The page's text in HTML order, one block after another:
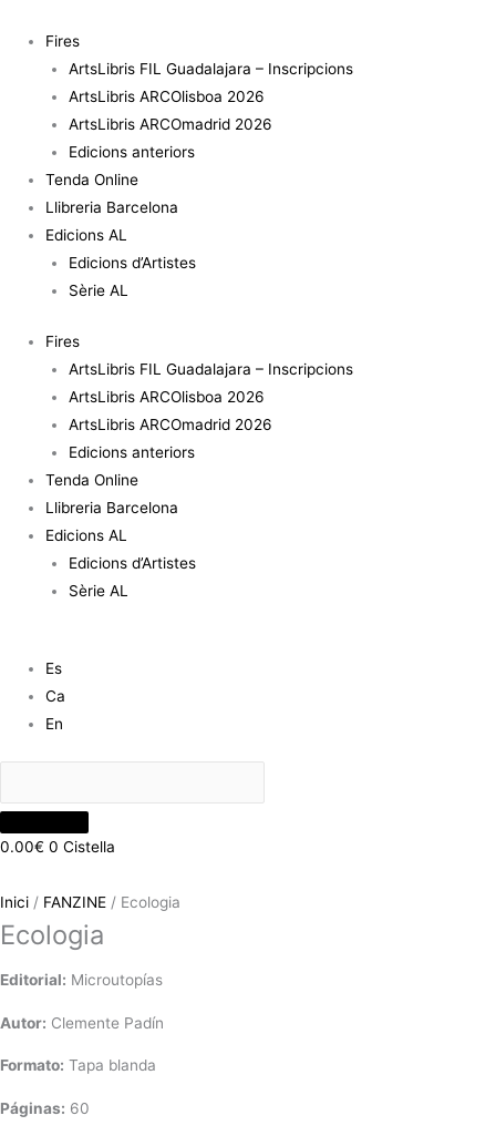
contingut
Fires
ArtsLibris FIL Guadalajara – Inscripcions
ArtsLibris ARCOlisboa 2026
ArtsLibris ARCOmadrid 2026
Edicions anteriors
Tenda Online
Llibreria Barcelona
Edicions AL
Edicions d’Artistes
Sèrie AL
Fires
ArtsLibris FIL Guadalajara – Inscripcions
ArtsLibris ARCOlisboa 2026
ArtsLibris ARCOmadrid 2026
Edicions anteriors
Tenda Online
Llibreria Barcelona
Edicions AL
Edicions d’Artistes
Sèrie AL
Es
Ca
En
0.00€ 0 Cistella
Inici / FANZINE / Ecologia
Ecologia
Editorial: Microutopías
Autor: Clemente Padín
Formato: Tapa blanda
Páginas: 60